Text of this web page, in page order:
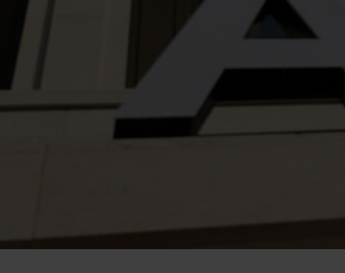
Medical Concierge
Service
Serviceleistungen
Nachhaltigkeit
Online Check-In
Fitness